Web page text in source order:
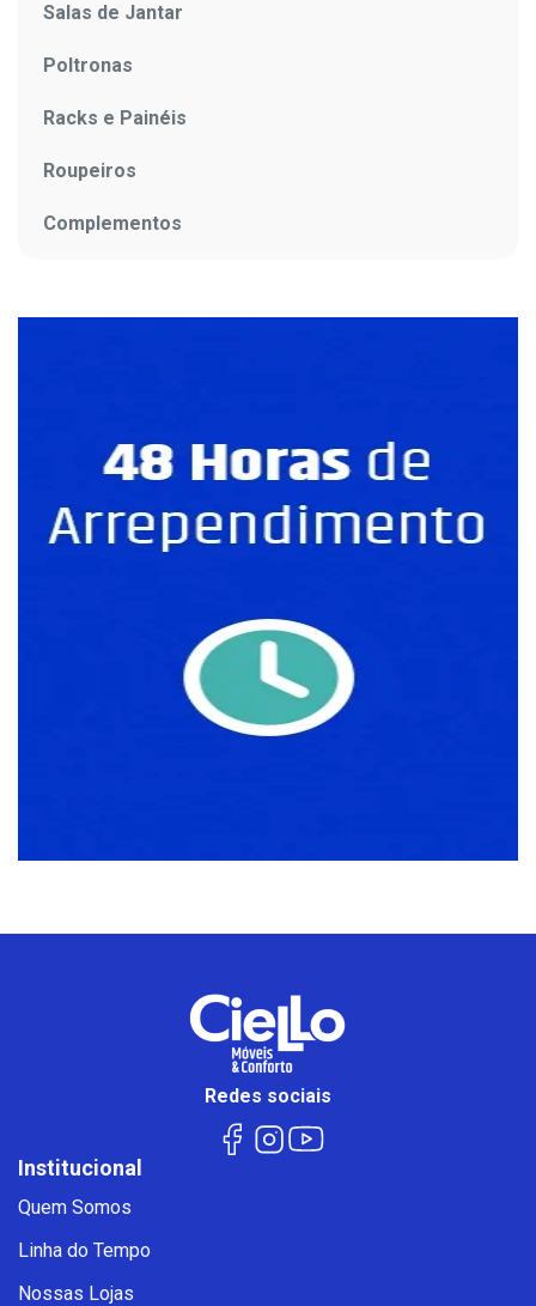
Salas de Jantar
Poltronas
Racks e Painéis
Roupeiros
Complementos
Redes sociais
Institucional
Quem Somos
Linha do Tempo
Nossas Lojas